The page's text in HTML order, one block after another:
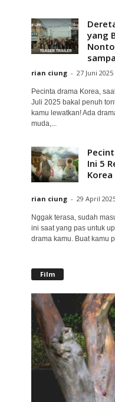
yang
rian ciung - 27 Juni 2025
Pecinta drama Korea,
Juli 2025 bakal penuh
kamu lewatkan! Ada
muda,...
Ini 5
rian ciung - 29 April
Nggak terasa, sudah
ini saat yang pas untuk
drama kamu. Buat kamu
Film